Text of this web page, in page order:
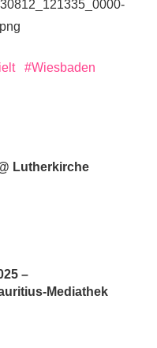
Wiesbaden
Lutherkirche
–
Mediathek